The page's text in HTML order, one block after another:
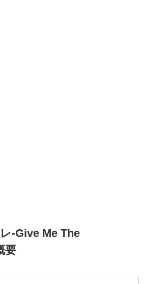
-Give Me The
要